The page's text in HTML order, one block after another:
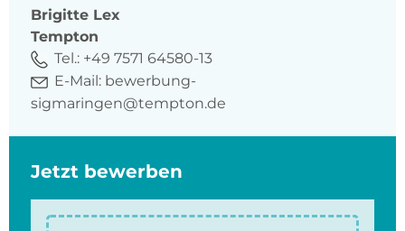
Brigitte Lex
Tempton
Tel.: +49 7571 64580-13
E-Mail: bewerbung-
sigmaringen@tempton.de
Jetzt bewerben